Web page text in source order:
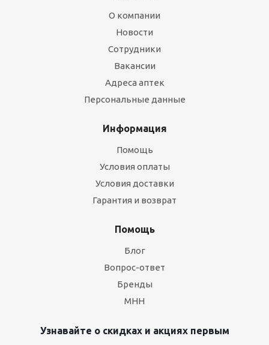
О компании
Новости
Сотрудники
Вакансии
Адреса аптек
Персональные данные
Информация
Помощь
Условия оплаты
Условия доставки
Гарантия и возврат
Помощь
Блог
Вопрос-ответ
Бренды
МНН
Узнавайте о скидках и акциях первым